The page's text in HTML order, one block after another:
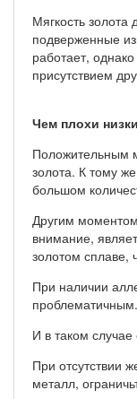
Мягкость
подверженные
работает,
присутствием
Чем плохи
Положительным
золота. К тому
большом
Другим
внимание,
золотом сплаве,
При наличии
проблематичным.
И в таком случае
При отсутствии
металл,